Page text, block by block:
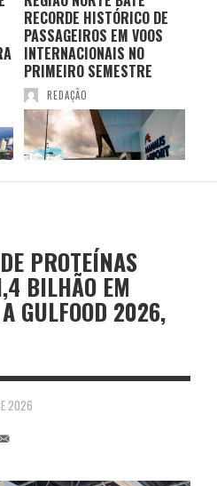
RECORDE HISTÓRICO DE
PASSAGEIROS EM VOOS
INTERNACIONAIS NO
PRIMEIRO SEMESTRE
REDAÇÃO
PROTEÍNAS
BILHÃO EM
GULFOOD 2026,
2026